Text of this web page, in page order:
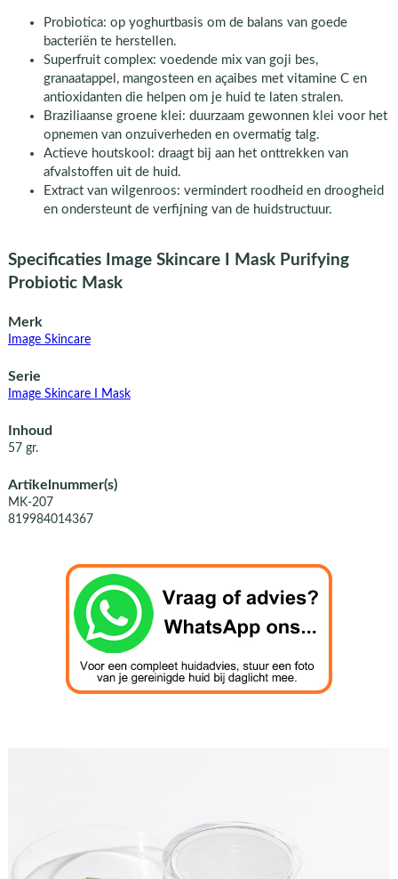
Probiotica: op yoghurtbasis om de balans van goede
bacteriën te herstellen.
Superfruit complex: voedende mix van goji bes,
granaatappel, mangosteen en açaibes met vitamine C en
antioxidanten die helpen om je huid te laten stralen.
Braziliaanse groene klei: duurzaam gewonnen klei voor het
opnemen van onzuiverheden en overmatig talg.
Actieve houtskool: draagt bij aan het onttrekken van
afvalstoffen uit de huid.
Extract van wilgenroos: vermindert roodheid en droogheid
en ondersteunt de verfijning van de huidstructuur.
Specificaties Image Skincare I Mask Purifying
Probiotic Mask
Merk
Image Skincare
Serie
Image Skincare I Mask
Inhoud
57 gr.
Artikelnummer(s)
MK-207
819984014367